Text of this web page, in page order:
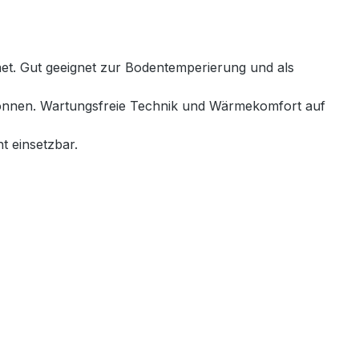
Gut geeignet zur Bodentemperierung und als
Wartungsfreie Technik und Wärmekomfort auf
einsetzbar.